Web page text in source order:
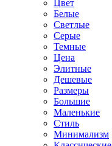
Цвет
Белые
Светлые
Серые
Темные
Цена
Элитные
Дешевые
Размеры
Большие
Маленькие
Стиль
Минимализм